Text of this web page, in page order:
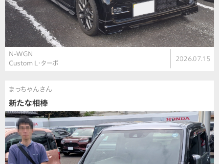
N-WGN
Custom L・ターボ
2026.07.15
まっちゃんさん
新たな相棒